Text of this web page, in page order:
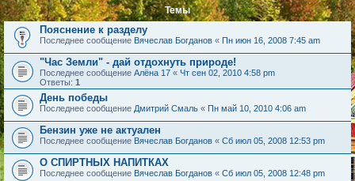
Темы
Пояснение к разделу
Последнее сообщение Вячеслав Богданов « Пн июн 16, 2008 7:45 am
"Час Земли" - дай отдохнуть природе!
Последнее сообщение Алёна 17 « Чт сен 02, 2010 4:58 pm
Ответы: 1
День победы
Последнее сообщение Дмитрий Смаль « Пн май 10, 2010 4:06 am
Бензин уже не актуален
Последнее сообщение Вячеслав Богданов « Сб июл 05, 2008 12:53 pm
О СПИРТНЫХ НАПИТКАХ
Последнее сообщение Вячеслав Богданов « Сб июл 05, 2008 12:48 pm